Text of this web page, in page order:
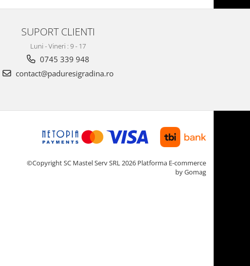
SUPORT CLIENTI
Luni - Vineri : 9 - 17
0745 339 948
contact@paduresigradina.ro
©Copyright SC Mastel Serv SRL 2026 Platforma E-commerce
by Gomag